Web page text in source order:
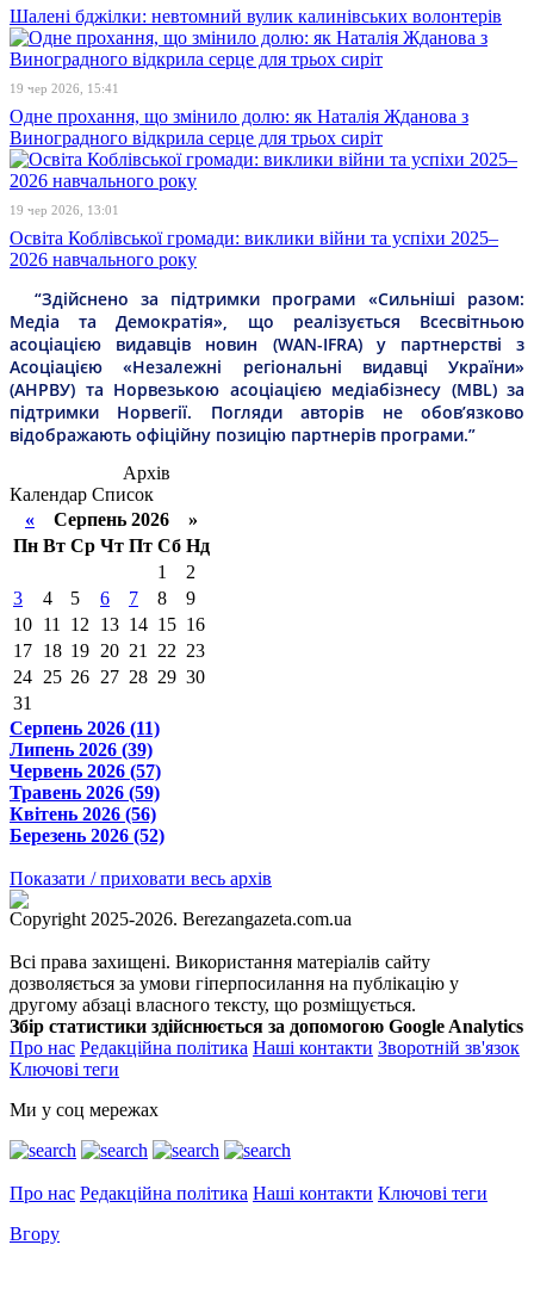
Шалені бджілки: невтомний вулик калинівських волонтерів
19 чер 2026, 15:41
Одне прохання, що змінило долю: як Наталія Жданова з
Виноградного відкрила серце для трьох сиріт
19 чер 2026, 13:01
Освіта Коблівської громади: виклики війни та успіхи 2025–
2026 навчального року
“Здійснено за підтримки програми «Сильніші разом:
Медіа та Демократія», що реалізується Всесвітньою
асоціацією видавців новин (WAN-IFRA) у партнерстві з
Асоціацією «Незалежні регіональні видавці України»
(АНРВУ) та Норвезькою асоціацією медіабізнесу (MBL) за
підтримки Норвегії. Погляди авторів не обов’язково
відображають офіційну позицію партнерів програми.”
Архів
Календар Список
« Серпень 2026 »
Пн Вт Ср Чт Пт Сб Нд
1
2
3
4 5 6 7 8
9
10 11 12 13 14 15 16
17 18 19 20 21 22 23
24 25 26 27 28 29 30
31
Серпень 2026 (11)
Липень 2026 (39)
Червень 2026 (57)
Травень 2026 (59)
Квітень 2026 (56)
Березень 2026 (52)
Показати / приховати весь архів
Copyright 2025-2026. Berezangazeta.com.ua
Всі права захищені. Використання матеріалів сайту
дозволяється за умови гіперпосилання на публікацію у
другому абзаці власного тексту, що розміщується.
Збір статистики здійснюється за допомогою Google Analytics
Про нас Редакційна політика Наші контакти Зворотній зв'язок
Ключові теги
Ми у соц мережах
Про нас Редакційна політика Наші контакти Ключові теги
Вгору